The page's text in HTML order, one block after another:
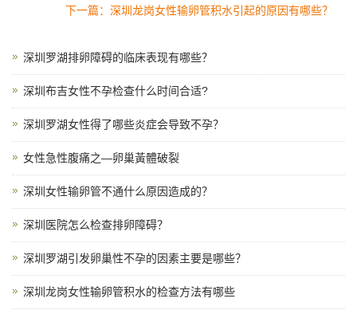
下一篇：深圳龙岗女性输卵管积水引起的原因有哪些？
深圳罗湖排卵障碍的临床表现有哪些？
深圳布吉女性不孕检查什么时间合适?
深圳罗湖女性得了哪些炎症会导致不孕？
女性急性腹痛之—卵巢黃體破裂
深圳女性输卵管不通什么原因造成的？
深圳医院怎么检查排卵障碍？
深圳罗湖引发卵巢性不孕的因素主要是哪些？
深圳龙岗女性输卵管积水的检查方法有哪些